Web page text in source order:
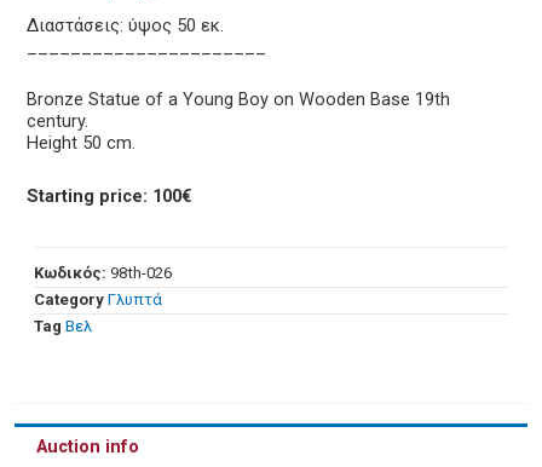
Διαστάσεις: ύψος 50 εκ.
Bronze Statue of a Young Boy on Wooden Base 19th
century.
Height 50 cm.
Starting price: 100€
Κωδικός: 98th-026
Category Γλυπτά
Tag Βελ
Auction info